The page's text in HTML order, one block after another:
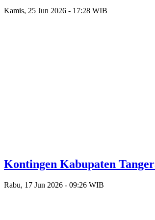
Kamis, 25 Jun 2026 - 17:28 WIB
Kontingen Kabupaten
Rabu, 17 Jun 2026 - 09:26 WIB